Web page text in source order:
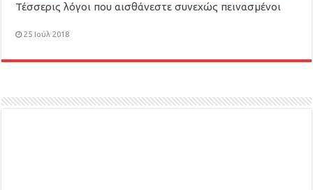
Τέσσερις λόγοι που αισθάνεστε συνεχώς πεινασμένοι
25 Ιούλ 2018